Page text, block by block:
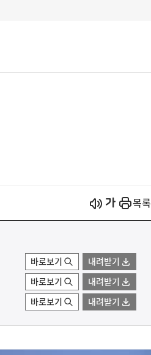
시작
열기 목록
바로보기
내려받기
바로보기
내려받기
바로보기 내려받기